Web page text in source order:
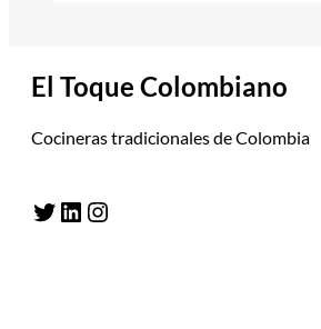
El Toque Colombiano
Cocineras tradicionales de Colombia
Twitter LinkedIn Instagram